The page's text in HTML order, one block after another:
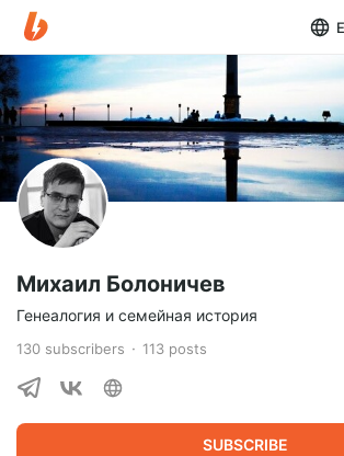
Михаил Болоничев
Генеалогия и семейная история
130 subscribers 113 posts
SUBSCRIBE